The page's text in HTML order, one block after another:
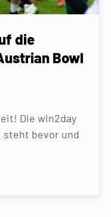
die
Bowl
Die win2day
steht bevor und